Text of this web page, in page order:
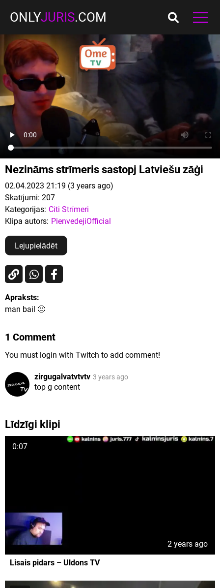
ONLYJURIS.COM
Nezināms strīmeris sastopj Latviešu zāģi
02.04.2023 21:19 (3 years ago)
Skatījumi: 207
Kategorijas: Citi Strīmeri
Klipa autors: PienvedejiOfficial
Lejupielādēt
Apraksts:
man bail 🙁
1 Comment
You must login with Twitch to add comment!
zirgugalvatvtvtv 3 years ago
top g content
Līdzīgi klipi
0:07
2 years ago
Lisais pidars – Uldons TV